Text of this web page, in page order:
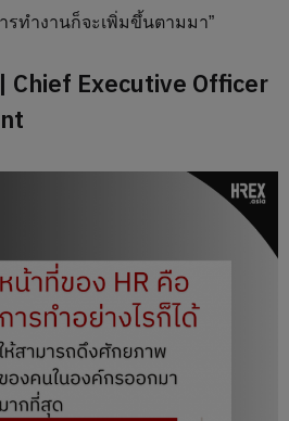
ทำงานก็จะเพิ่มขึ้นตามมา”
Chief Executive Officer